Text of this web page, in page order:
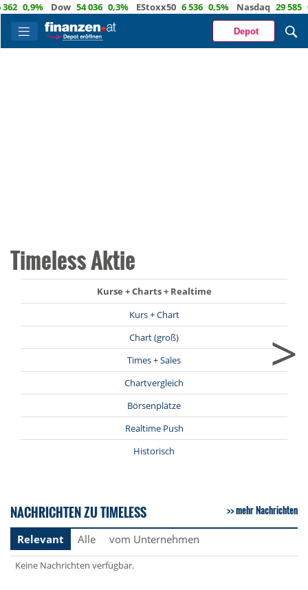
0,9% Dow 54 036 0,3% EStoxx50 6 536 0,5% Nasdaq 29 585
Depot
Timeless Aktie
Kurse + Charts + Realtime
Kurs + Chart
Chart (groß)
Times + Sales
Chartvergleich
Börsenplätze
Realtime Push
Historisch
>
NACHRICHTEN ZU TIMELESS mehr Nachrichten
Relevant Alle vom Unternehmen
Keine Nachrichten verfügbar.